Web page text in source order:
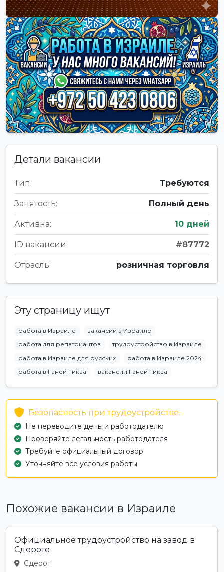
Детали вакансии
Тип: Требуются
Занятость: Полный день
Активна: 10 дней
ID вакансии: #87772
Отрасль: розничная торговля
Эту страницу ищут
работа в Израиле
вакансии в Израиле
работа для репатриантов
трудоустройство в Израиле
работа в Израиле для русских
работа в Израиле 2024
работа в Ганей Тиква
вакансии Ганей Тиква
Безопасность при трудоустройстве
Не переводите деньги работодателю
Проверяйте легальность работодателя
Требуйте официальный договор
Уточняйте все условия работы
Похожие вакансии в Израиле
Официальное трудоустройство на завод в
Сдероте
Сдерот